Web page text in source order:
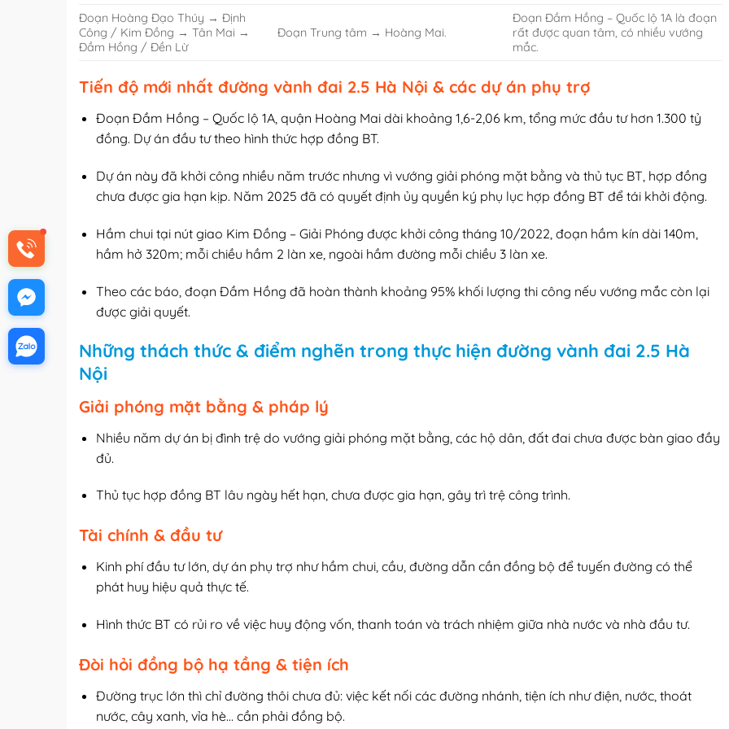
Đoạn Hoàng Đạo Thúy → Định
Công / Kim Đồng → Tân Mai →
Đầm Hồng / Đền Lừ
Đoạn Trung tâm → Hoàng Mai.
Đoạn Đầm Hồng – Quốc lộ 1A là đoạn
rất được quan tâm, có nhiều vướng
mắc.
Tiến độ mới nhất đường vành đai 2.5 Hà Nội & các dự án phụ trợ
Đoạn Đầm Hồng – Quốc lộ 1A, quận Hoàng Mai dài khoảng 1,6-2,06 km, tổng mức đầu tư hơn 1.300 tỷ
đồng. Dự án đầu tư theo hình thức hợp đồng BT.
Dự án này đã khởi công nhiều năm trước nhưng vì vướng giải phóng mặt bằng và thủ tục BT, hợp đồng
chưa được gia hạn kịp. Năm 2025 đã có quyết định ủy quyền ký phụ lục hợp đồng BT để tái khởi động.
Hầm chui tại nút giao Kim Đồng – Giải Phóng được khởi công tháng 10/2022, đoạn hầm kín dài 140m,
hầm hở 320m; mỗi chiều hầm 2 làn xe, ngoài hầm đường mỗi chiều 3 làn xe.
Theo các báo, đoạn Đầm Hồng đã hoàn thành khoảng 95% khối lượng thi công nếu vướng mắc còn lại
được giải quyết.
Những thách thức & điểm nghẽn trong thực hiện đường vành đai 2.5 Hà
Nội
Giải phóng mặt bằng & pháp lý
Nhiều năm dự án bị đình trệ do vướng giải phóng mặt bằng, các hộ dân, đất đai chưa được bàn giao đầy
đủ.
Thủ tục hợp đồng BT lâu ngày hết hạn, chưa được gia hạn, gây trì trệ công trình.
Tài chính & đầu tư
Kinh phí đầu tư lớn, dự án phụ trợ như hầm chui, cầu, đường dẫn cần đồng bộ để tuyến đường có thể
phát huy hiệu quả thực tế.
Hình thức BT có rủi ro về việc huy động vốn, thanh toán và trách nhiệm giữa nhà nước và nhà đầu tư.
Đòi hỏi đồng bộ hạ tầng & tiện ích
Đường trục lớn thì chỉ đường thôi chưa đủ: việc kết nối các đường nhánh, tiện ích như điện, nước, thoát
nước, cây xanh, vỉa hè… cần phải đồng bộ.